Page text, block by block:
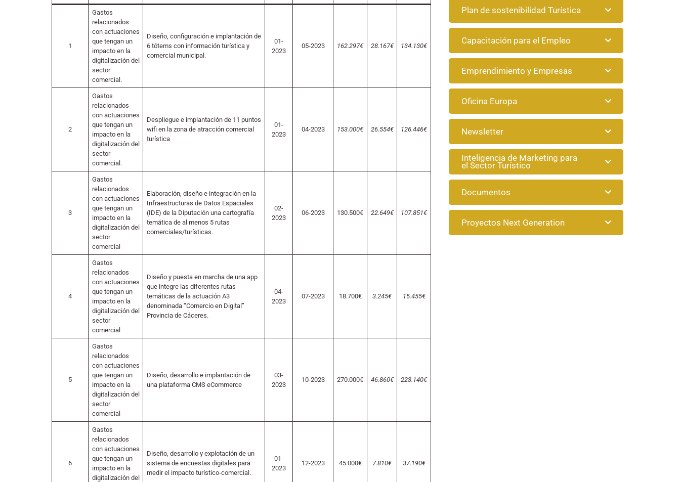
1
Gastos
relacionados
con actuaciones
que tengan un
impacto en la
digitalización del
sector
comercial.
Diseño, configuración e implantación de
6 tótems con información turística y
comercial municipal.
01-
2023
05-2023 162.297€ 28.167€ 134.130€
2
Gastos
relacionados
con actuaciones
que tengan un
impacto en la
digitalización del
sector
comercial.
Despliegue e implantación de 11 puntos
wifi en la zona de atracción comercial
turística
01-
2023
04-2023 153.000€ 26.554€ 126.446€
3
Gastos
relacionados
con actuaciones
que tengan un
impacto en la
digitalización del
sector
comercial
Elaboración, diseño e integración en la
Infraestructuras de Datos Espaciales
(IDE) de la Diputación una cartografía
temática de al menos 5 rutas
comerciales/turísticas.
02-
2023
06-2023 130.500€ 22.649€ 107.851€
4
Gastos
relacionados
con actuaciones
que tengan un
impacto en la
digitalización del
sector
comercial
Diseño y puesta en marcha de una app
que integre las diferentes rutas
temáticas de la actuación A3
denominada “Comercio en Digital”
Provincia de Cáceres.
04-
2023
07-2023 18.700€ 3.245€ 15.455€
5
Gastos
relacionados
con actuaciones
que tengan un
impacto en la
digitalización del
sector
comercial
Diseño, desarrollo e implantación de
una plataforma CMS eCommerce
03-
2023
10-2023 270.000€ 46.860€ 223.140€
6
Gastos
relacionados
con actuaciones
que tengan un
impacto en la
digitalización del
Diseño, desarrollo y explotación de un
sistema de encuestas digitales para
medir el impacto turístico-comercial.
01-
2023
12-2023 45.000€ 7.810€ 37.190€
Plan de sostenibilidad Turística
Capacitación para el Empleo
Emprendimiento y Empresas
Oficina Europa
Newsletter
Inteligencia de Marketing para
el Sector Turístico
Documentos
Proyectos Next Generation